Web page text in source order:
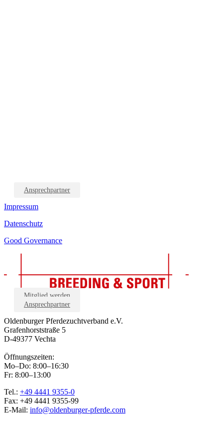
Ansprechpartner
Impressum
Datenschutz
Good Governance
Mitglied werden
Ansprechpartner
Oldenburger Pferdezuchtverband e.V.
Grafenhorststraße 5
D-49377 Vechta
Öffnungszeiten:
Mo–Do: 8:00–16:30
Fr: 8:00–13:00
Tel.: +49 4441 9355-0
Fax: +49 4441 9355-99
E-Mail: info@oldenburger-pferde.com